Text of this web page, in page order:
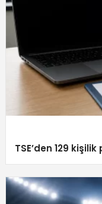
TSE’den 129